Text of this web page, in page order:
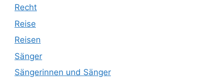
Recht
Reise
Reisen
Sänger
Sängerinnen und Sänger